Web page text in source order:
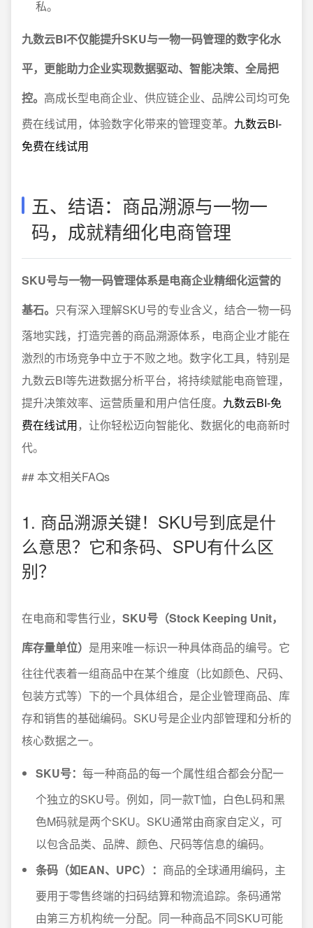
私。
九数云BI不仅能提升SKU与一物一码管理的数字化水
平，更能助力企业实现数据驱动、智能决策、全局把
控。 高成长型电商企业、供应链企业、品牌公司均可免
费在线试用，体验数字化带来的管理变革。 九数云BI-
免费在线试用
五、结语：商品溯源与一物一
码，成就精细化电商管理
SKU号与一物一码管理体系是电商企业精细化运营的
基石。 只有深入理解SKU号的专业含义，结合一物一码
落地实践，打造完善的商品溯源体系，电商企业才能在
激烈的市场竞争中立于不败之地。数字化工具，特别是
九数云BI等先进数据分析平台，将持续赋能电商管理，
提升决策效率、运营质量和用户信任度。 九数云BI-免
费在线试用，让你轻松迈向智能化、数据化的电商新时
代。
## 本文相关FAQs
1. 商品溯源关键！SKU号到底是什
么意思？它和条码、SPU有什么区
别？
在电商和零售行业， SKU号（Stock Keeping Unit，
库存量单位） 是用来唯一标识一种具体商品的编号。它
往往代表着一组商品中在某个维度（比如颜色、尺码、
包装方式等）下的一个具体组合，是企业管理商品、库
存和销售的基础编码。SKU号是企业内部管理和分析的
核心数据之一。
SKU号： 每一种商品的每一个属性组合都会分配一
个独立的SKU号。例如，同一款T恤，白色L码和黑
色M码就是两个SKU。SKU通常由商家自定义，可
以包含品类、品牌、颜色、尺码等信息的编码。
条码（如EAN、UPC）： 商品的全球通用编码，主
要用于零售终端的扫码结算和物流追踪。条码通常
由第三方机构统一分配。同一种商品不同SKU可能